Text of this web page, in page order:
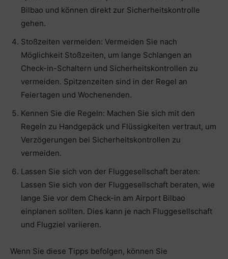
Bilbao und können direkt zur Sicherheitskontrolle
gehen.
Stoßzeiten vermeiden: Vermeiden Sie nach
Möglichkeit Stoßzeiten, um lange Schlangen an
Check-in-Schaltern und Sicherheitskontrollen zu
vermeiden. Spitzenzeiten sind in der Regel an
Feiertagen und Wochenenden.
Kennen Sie die Regeln: Machen Sie sich mit den
Regeln zu Handgepäck und Flüssigkeiten vertraut, um
Verzögerungen bei Sicherheitskontrollen zu
vermeiden.
Lassen Sie sich von der Fluggesellschaft beraten:
Lassen Sie sich von der Fluggesellschaft beraten, wie
lange Sie vor dem Check-in am Airport Bilbao
einplanen sollten. Dies kann je nach Fluggesellschaft
und Flugziel variieren.
Wenn Sie diese Tipps befolgen, können Sie